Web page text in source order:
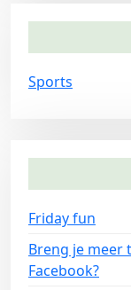
Sports
Friday fun
Breng je meer
Facebook?